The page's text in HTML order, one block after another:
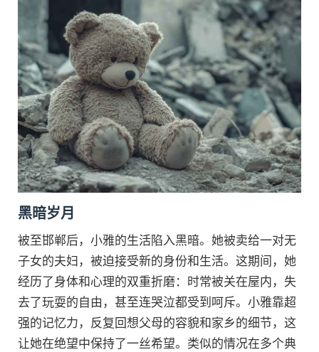
黑暗岁月
被至邯郸后，小雅的生活陷入黑暗。她被卖给一对无
子女的夫妇，被迫接受新的身份和生活。这期间，她
经历了身体和心理的双重折磨：时常被关在屋内，失
去了玩耍的自由，甚至连哭泣都受到呵斥。小雅靠超
强的记忆力，反复回想父母的容貌和家乡的细节，这
让她在绝望中保持了一丝希望。类似的情况在多个典